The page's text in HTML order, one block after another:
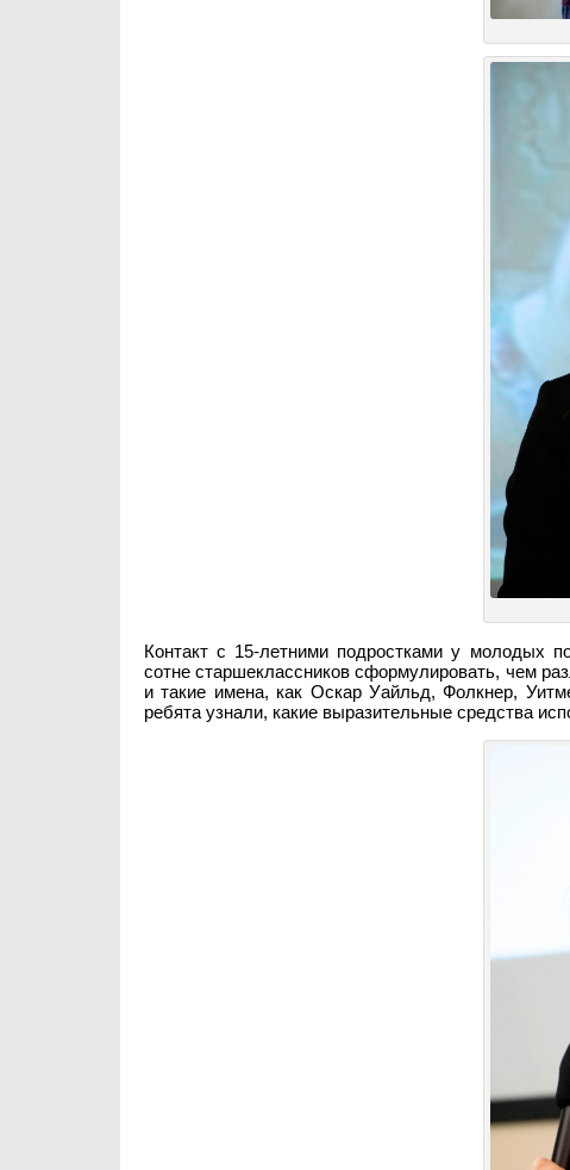
Контакт с 15-летними подростками у молодых
сотне старшеклассников сформулировать, чем
и такие имена, как Оскар Уайльд, Фолкнер,
ребята узнали, какие выразительные средства